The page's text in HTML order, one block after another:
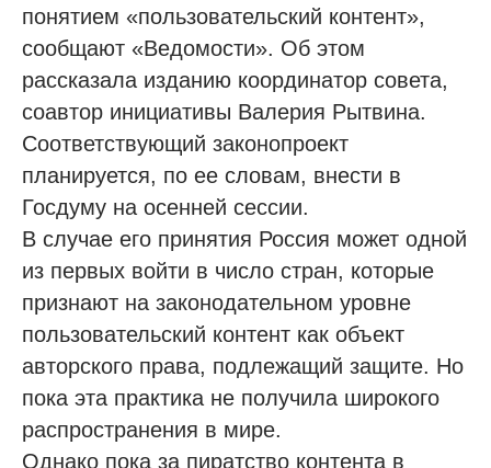
понятием «пользовательский контент»,
сообщают «Ведомости». Об этом
рассказала изданию координатор совета,
соавтор инициативы Валерия Рытвина.
Соответствующий законопроект
планируется, по ее словам, внести в
Госдуму на осенней сессии.
В случае его принятия Россия может одной
из первых войти в число стран, которые
признают на законодательном уровне
пользовательский контент как объект
авторского права, подлежащий защите. Но
пока эта практика не получила широкого
распространения в мире.
Однако пока за пиратство контента в